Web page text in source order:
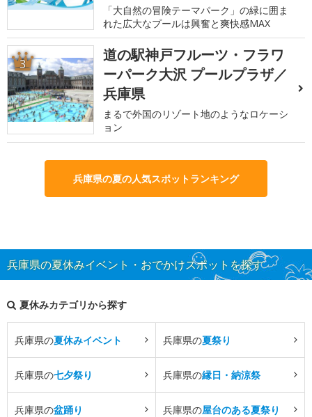
「大自然の冒険テーマパーク」の緑に囲ま
れた広大なプールは興奮と爽快感MAX
3
道の駅神戸フルーツ・フラワ
ーパーク大沢 プールプラザ／
兵庫県
まるで外国のリゾート地のようなロケーシ
ョン
兵庫県の夏の人気スポットランキング
兵庫県の夏休みイベント・おでかけスポットを探す
夏休みカテゴリから探す
兵庫県の夏休みイベント 兵庫県の夏祭り
兵庫県の七夕祭り 兵庫県の縁日・納涼祭
兵庫県の盆踊り 兵庫県の屋台のある夏祭り